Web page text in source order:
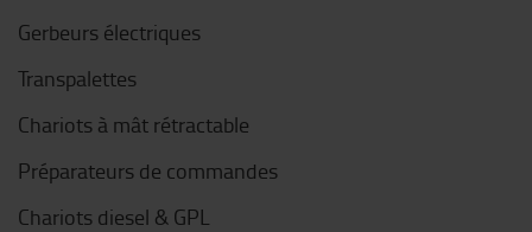
Gerbeurs électriques
Transpalettes
Chariots à mât rétractable
Préparateurs de commandes
Chariots diesel & GPL